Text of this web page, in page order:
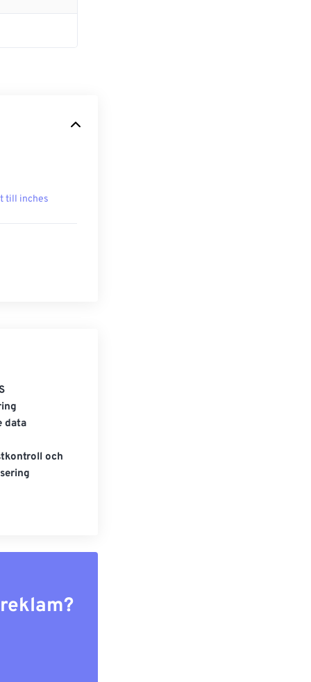
till inches
data
och